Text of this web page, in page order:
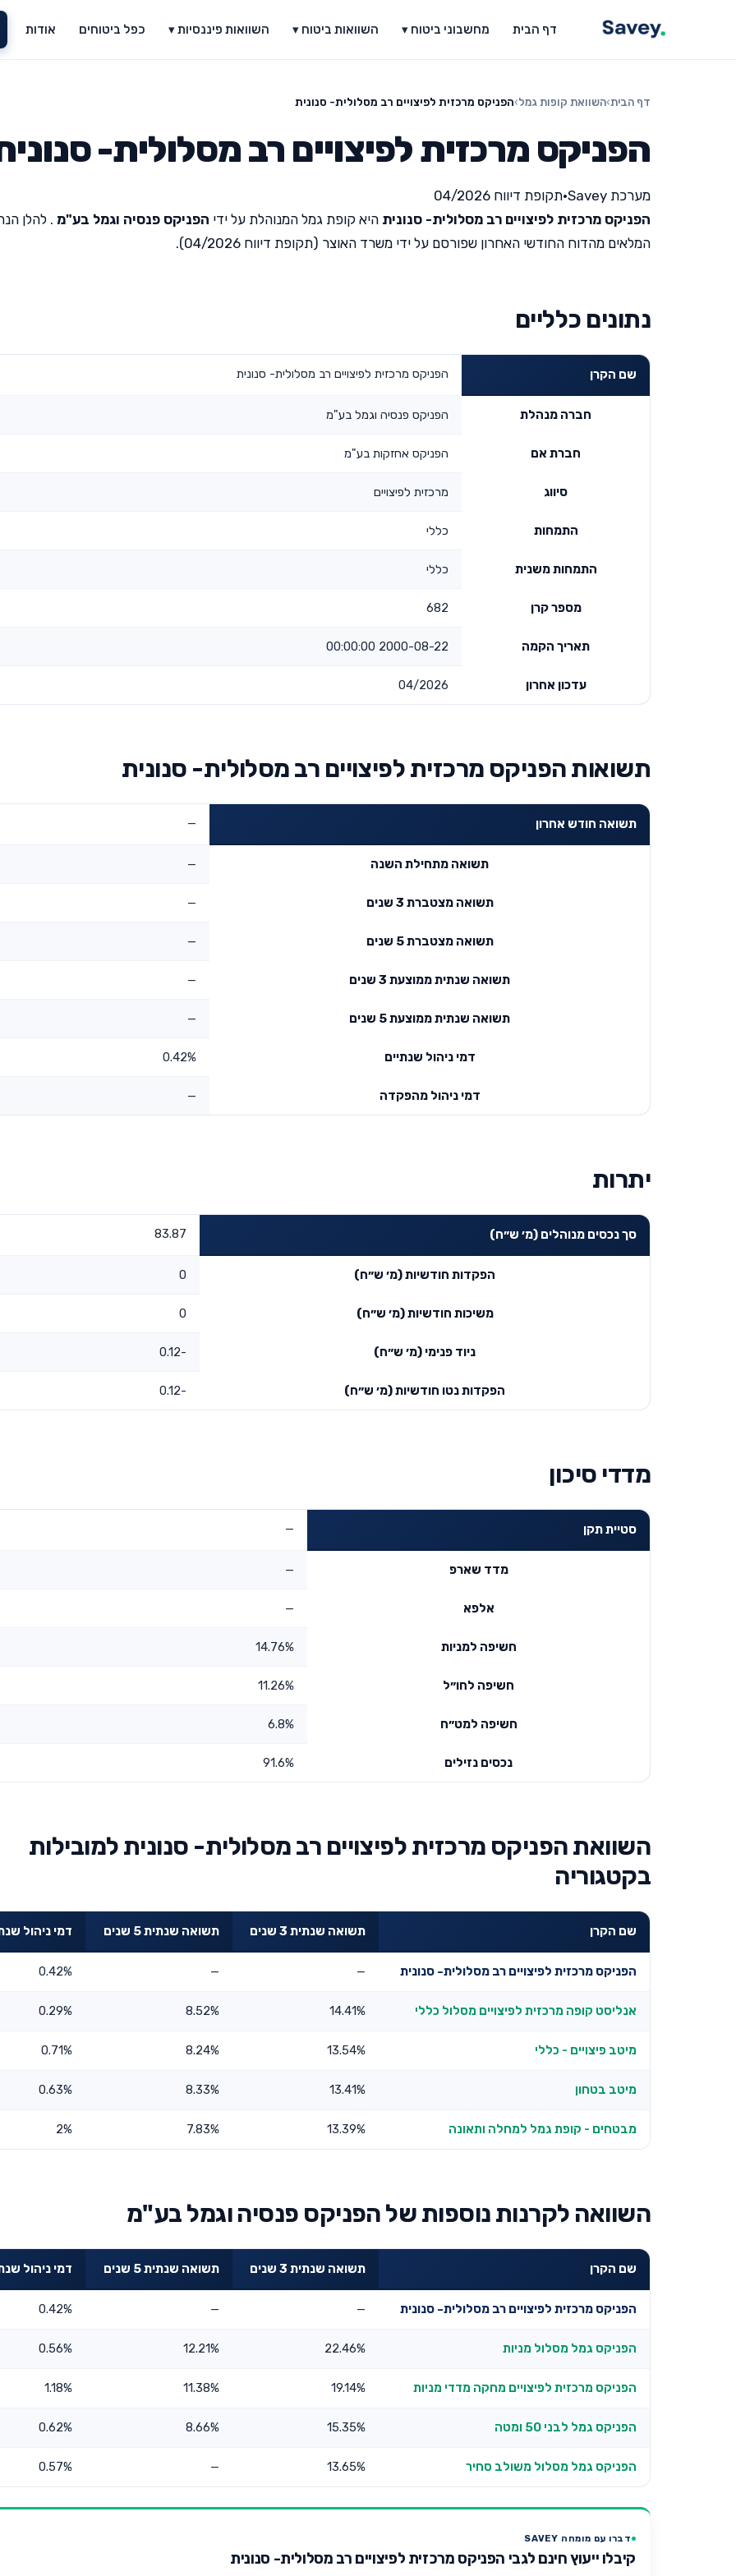
דף הבית מחשבוני ביטוח ▾ השוואות ביטוח ▾ השוואות פיננסיות ▾ כפל ביטוחים אודות
דף הבית›השוואת קופות גמל›הפניקס מרכזית לפיצויים רב מסלולית- סנונית
הפניקס מרכזית לפיצויים רב מסלולית-
מערכת Savey •תקופת דיווח 04/2026
הפניקס מרכזית לפיצויים רב מסלולית- סנונית היא קופת גמל המנוהלת על ידי הפניקס פנסיה וגמל בע"מ . להלן
המלאים מהדוח החודשי האחרון שפורסם על ידי משרד האוצר (תקופת דיווח 04/2026).
נתונים כלליים
שם הקרן הפניקס מרכזית לפיצויים רב מסלולית- סנונית
חברה מנהלת הפניקס פנסיה וגמל בע"מ
חברת אם הפניקס אחזקות בע"מ
סיווג מרכזית לפיצויים
התמחות כללי
התמחות משנית כללי
מספר קרן 682
תאריך הקמה 2000-08-22 00:00:00
עדכון אחרון 04/2026
תשואות הפניקס מרכזית לפיצויים רב מסלולית- סנונית
תשואה חודש אחרון —
תשואה מתחילת השנה —
תשואה מצטברת 3 שנים —
תשואה מצטברת 5 שנים —
תשואה שנתית ממוצעת 3 שנים —
תשואה שנתית ממוצעת 5 שנים —
דמי ניהול שנתיים 0.42%
דמי ניהול מהפקדה —
יתרות
סך נכסים מנוהלים (מ׳ ש״ח) 83.87
הפקדות חודשיות (מ׳ ש״ח) 0
משיכות חודשיות (מ׳ ש״ח) 0
ניוד פנימי (מ׳ ש״ח) -0.12
הפקדות נטו חודשיות (מ׳ ש״ח) -0.12
מדדי סיכון
סטיית תקן —
מדד שארפ —
אלפא —
חשיפה למניות 14.76%
חשיפה לחו״ל 11.26%
חשיפה למט״ח 6.8%
נכסים נזילים 91.6%
השוואת הפניקס מרכזית לפיצויים רב מסלולית- סנונית למובילות
בקטגוריה
שם הקרן תשואה שנתית 3 שנים תשואה שנתית 5 שנים דמי ניהול
הפניקס מרכזית לפיצויים רב מסלולית- סנונית —
—
0.42%
אנליסט קופה מרכזית לפיצויים מסלול כללי 14.41%
8.52%
0.29%
מיטב פיצויים - כללי 13.54%
8.24%
0.71%
מיטב בטחון 13.41%
8.33%
0.63%
מבטחים - קופת גמל למחלה ותאונה 13.39%
7.83%
2%
השוואה לקרנות נוספות של הפניקס פנסיה וגמל בע"מ
שם הקרן תשואה שנתית 3 שנים תשואה שנתית 5 שנים דמי ניהול
הפניקס מרכזית לפיצויים רב מסלולית- סנונית —
—
0.42%
הפניקס גמל מסלול מניות 22.46%
12.21%
0.56%
הפניקס מרכזית לפיצויים מחקה מדדי מניות 19.14%
11.38%
1.18%
הפניקס גמל לבני 50 ומטה 15.35%
8.66%
0.62%
הפניקס גמל מסלול משולב סחיר 13.65%
—
0.57%
דברו עם מומחה SAVEY
קיבלו ייעוץ חינם לגבי הפניקס מרכזית לפיצויים רב מסלולית- סנונית